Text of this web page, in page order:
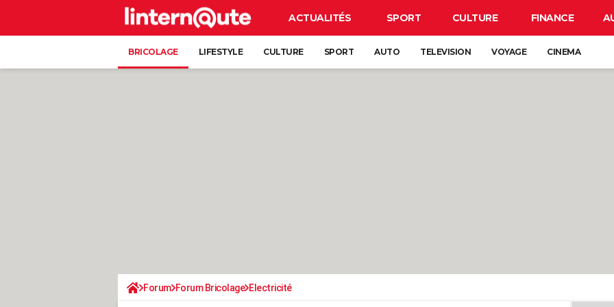
ACTUALITÉS SPORT CULTURE FINANCE
BRICOLAGE LIFESTYLE CULTURE SPORT AUTO TELEVISION VOYAGE CINEMA
Forum Forum Bricolage Electricité